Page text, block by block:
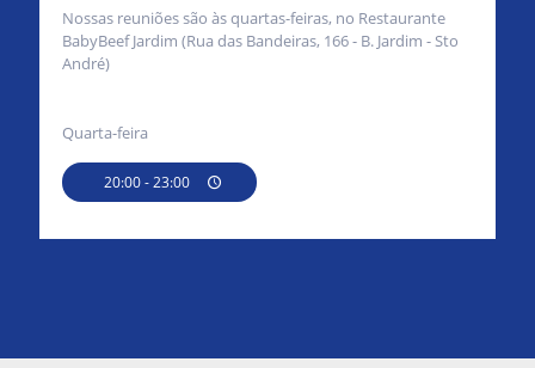
Nossas reuniões são às quartas-feiras, no Restaurante
BabyBeef Jardim (Rua das Bandeiras, 166 - B. Jardim - Sto
André)
Quarta-feira
20:00 - 23:00